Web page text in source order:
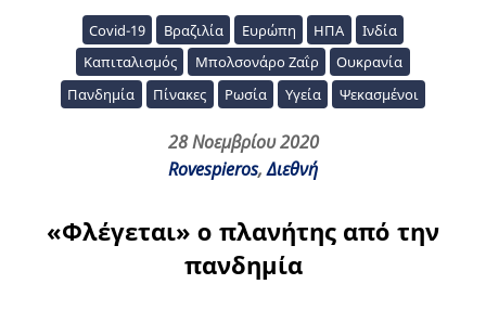
Covid-19 Βραζιλία Ευρώπη ΗΠΑ
Ινδία
Καπιταλισμός
Μπολσονάρο Ζαΐρ
Ουκρανία
Πανδημία
Πίνακες Ρωσία Υγεία Ψεκασμένοι
28 Νοεμβρίου 2020
Rovespieros,Διεθνή
«Φλέγεται» ο πλανήτης από την
πανδημία